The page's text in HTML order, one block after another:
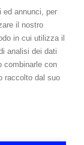
su di noi
ed annunci, per
il nostro
in cui utilizza il
analisi dei dati
combinarle con
raccolto dal suo